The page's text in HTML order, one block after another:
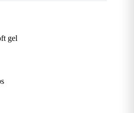
gel